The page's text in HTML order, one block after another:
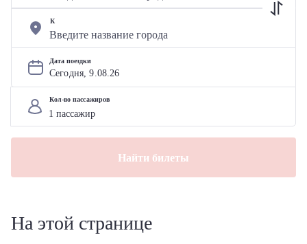
К
Дата поездки
Сегодня, 9.08.26
Кол-во пассажиров
Найти билеты
На этой странице